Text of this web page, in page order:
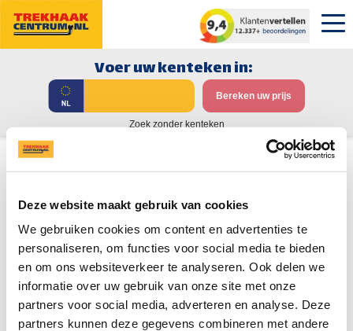
Deze website maakt gebruik van cookies
We gebruiken cookies om content en advertenties te
personaliseren, om functies voor social media te bieden
en om ons websiteverkeer te analyseren. Ook delen we
informatie over uw gebruik van onze site met onze
partners voor social media, adverteren en analyse. Deze
partners kunnen deze gegevens combineren met andere
Voer uw kenteken in:
Bereken uw prijs
Zoek zonder kenteken
Trekhaak Mercedes GLC (X540)
Hou mij op de hoogte!
Op dit moment is er nog geen trekhaak beschikbaar voor de
Mercedes GLC (X540).
Laat uw naam en e-mailadres achter en wij sturen u direct een
bericht zodra er een trekhaak beschikbaar komt voor de
Mercedes GLC (X540)